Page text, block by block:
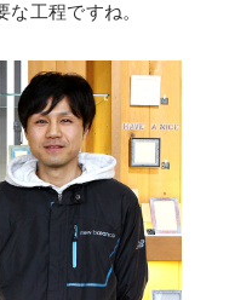
工程ですね。